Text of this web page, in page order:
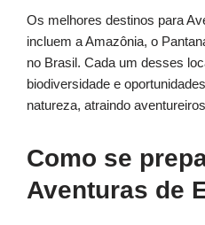
Os melhores destinos para
incluem a Amazônia, o
no Brasil. Cada um desses
biodiversidade e
natureza, atraindo
Como se
Aventuras de